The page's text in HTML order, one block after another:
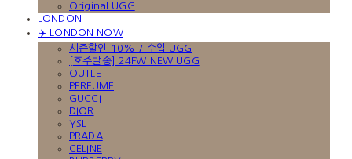
Original UGG
LONDON
✈️ LONDON NOW
시즌할인 10% / 수입 UGG
[호주발송] 24FW NEW UGG
OUTLET
PERFUME
GUCCI
DIOR
YSL
PRADA
CELINE